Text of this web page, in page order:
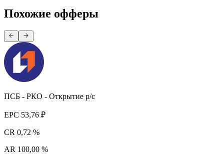
Похожие офферы
ПСБ - РКО - Открытие р/с
EPC 53,76 ₽
CR 0,72 %
AR 100,00 %